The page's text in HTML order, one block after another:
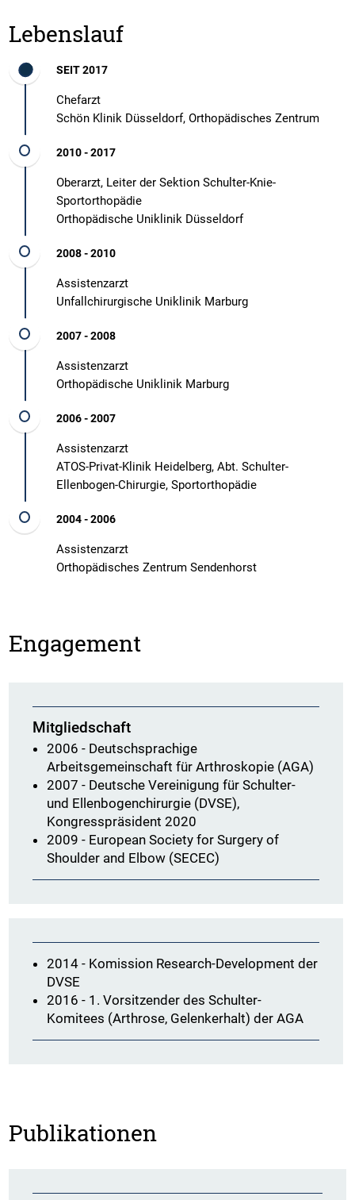
Lebenslauf
SEIT 2017
Chefarzt
​​​​​​​Schön Klinik Düsseldorf, Orthopädisches Zentrum
2010 - 2017
Oberarzt, Leiter der Sektion Schulter-Knie-
Sportorthopädie
​​​​​​​Orthopädische Uniklinik Düsseldorf
2008 - 2010
Assistenzarzt
​​​​​​​Unfallchirurgische Uniklinik Marburg
2007 - 2008
Assistenzarzt
​​​​​​​Orthopädische Uniklinik Marburg
2006 - 2007
Assistenzarzt
​​​​​​​ATOS-Privat-Klinik Heidelberg, Abt. Schulter-
Ellenbogen-Chirurgie, Sportorthopädie
2004 - 2006
Assistenzarzt
​​​​​​​Orthopädisches Zentrum Sendenhorst
Engagement
Mitgliedschaft
2006 - Deutschsprachige
Arbeitsgemeinschaft für Arthroskopie (AGA)
2007 - Deutsche Vereinigung für Schulter-
und Ellenbogenchirurgie (DVSE),
Kongresspräsident 2020
2009 - European Society for Surgery of
Shoulder and Elbow (SECEC)
2014 - Komission Research-Development der
DVSE
2016 - 1. Vorsitzender des Schulter-
Komitees (Arthrose, Gelenkerhalt) der AGA
Publikationen